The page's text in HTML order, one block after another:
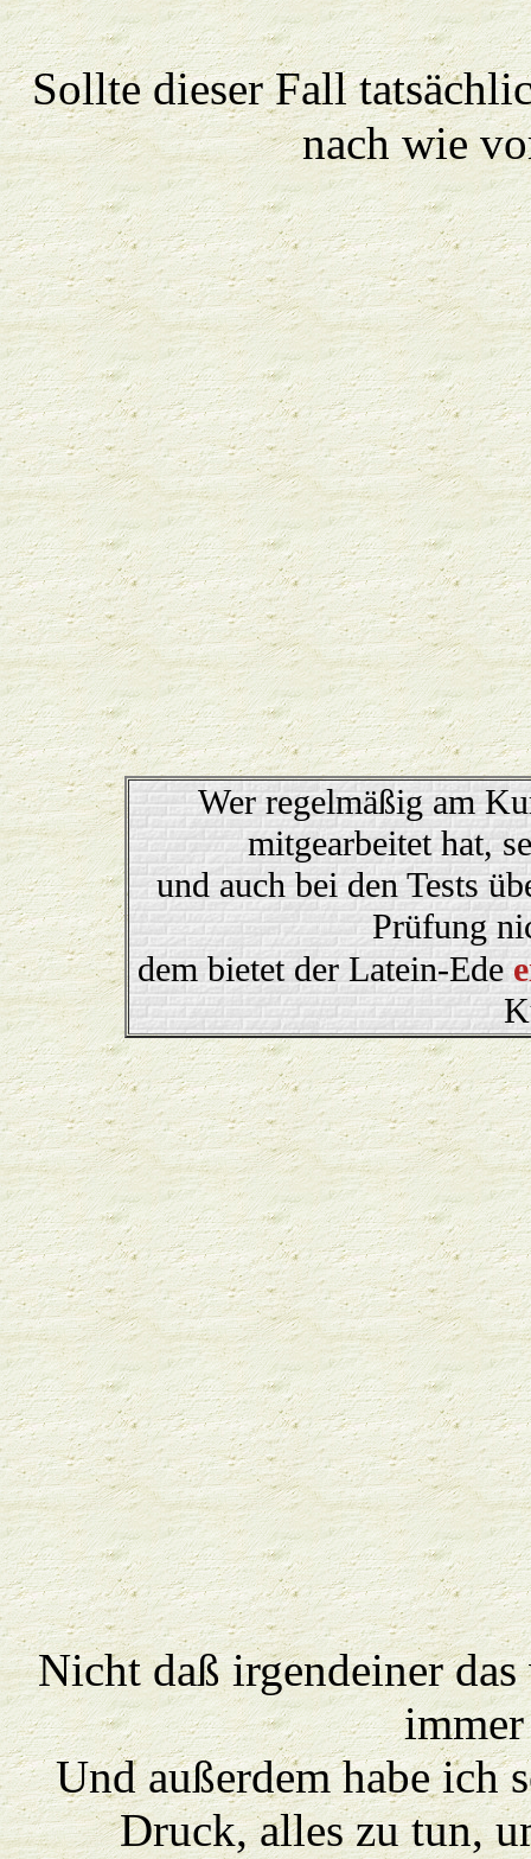
Sollte dieser Fall
nach wie
Wer regelmäßig am
mitgearbeitet hat,
und auch bei den Tests
Prüfung
dem bietet der Latein-Ede
Nicht daß irgendeiner
Und außerdem habe ich
Druck, alles zu tun,